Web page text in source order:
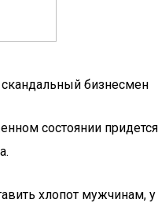
бизнесмен
состоянии придется
хлопот мужчинам, у